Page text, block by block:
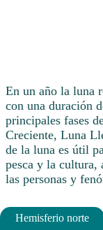
En un año la luna
con una duración
principales fases
Creciente, Luna
de la luna es útil
pesca y la cultura,
las personas y